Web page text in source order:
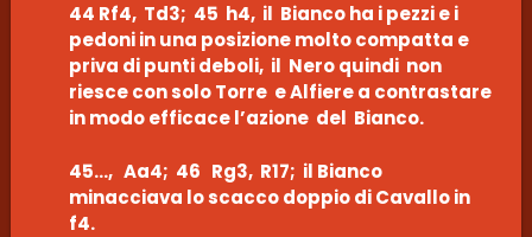
44 Rf4, Td3; 45 h4, il Bianco ha i pezzi e i
pedoni in una posizione molto compatta e
priva di punti deboli, il Nero quindi non
riesce con solo Torre e Alfiere a contrastare
in modo efficace l’azione del Bianco.
45…, Aa4; 46 Rg3, R17; il Bianco
minacciava lo scacco doppio di Cavallo in
f4.